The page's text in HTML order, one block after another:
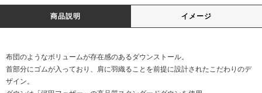
商品説明 イメージ
布団のようなボリュームが存在感のあるダウンストール。
首部分にゴムが入っており、肩に羽織ることを前提に設計されたこだわりのデ
ザイン。